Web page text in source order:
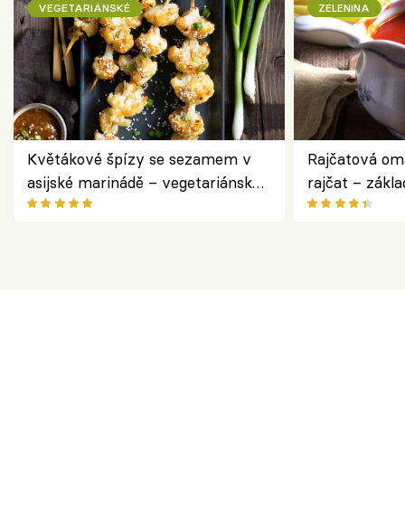
VEGETARIÁNSKÉ
Květákové špízy se sezamem v
asijské marinádě – vegetariánská
chuťovka z grilu
ZELENINA
Rajčatová
rajčat –